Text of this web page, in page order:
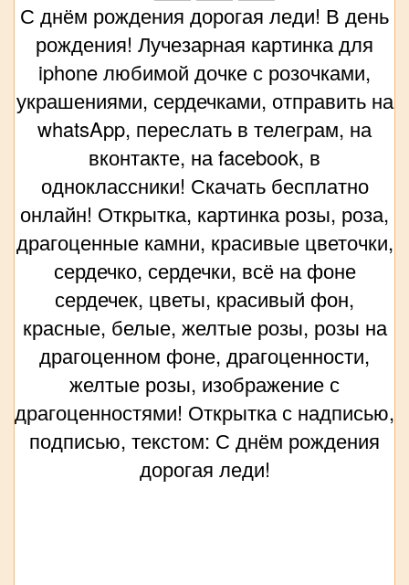
С днём рождения дорогая леди! В день
рождения! Лучезарная картинка для
iphone любимой дочке с розочками,
украшениями, сердечками, отправить на
whatsApp, переслать в телеграм, на
вконтакте, на facebook, в
одноклассники! Скачать бесплатно
онлайн! Открытка, картинка розы, роза,
драгоценные камни, красивые цветочки,
сердечко, сердечки, всё на фоне
сердечек, цветы, красивый фон,
красные, белые, желтые розы, розы на
драгоценном фоне, драгоценности,
желтые розы, изображение с
драгоценностями! Открытка с надписью,
подписью, текстом: С днём рождения
дорогая леди!